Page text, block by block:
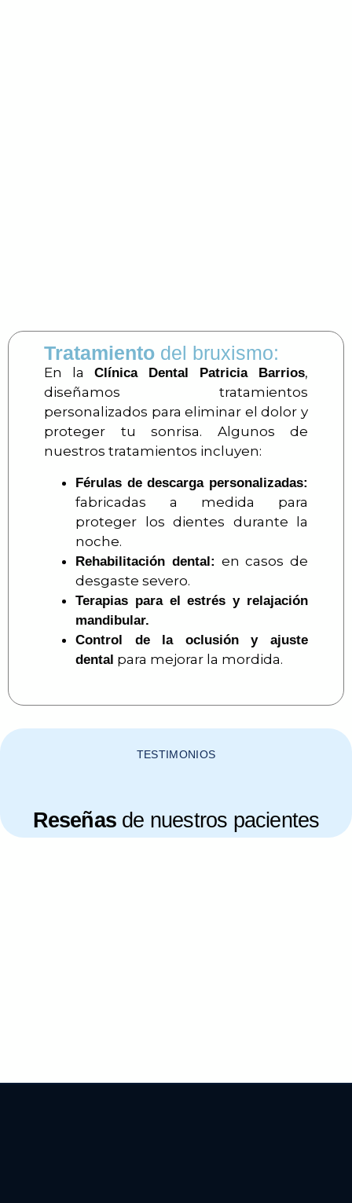
Tratamiento del bruxismo:
En la Clínica Dental Patricia Barrios,
diseñamos tratamientos
personalizados para eliminar el dolor y
proteger tu sonrisa. Algunos de
nuestros tratamientos incluyen:
Férulas de descarga personalizadas:
fabricadas a medida para
proteger los dientes durante la
noche.
Rehabilitación dental: en casos de
desgaste severo.
Terapias para el estrés y relajación
mandibular.
Control de la oclusión y ajuste
dental para mejorar la mordida.
TESTIMONIOS
Reseñas de nuestros pacientes